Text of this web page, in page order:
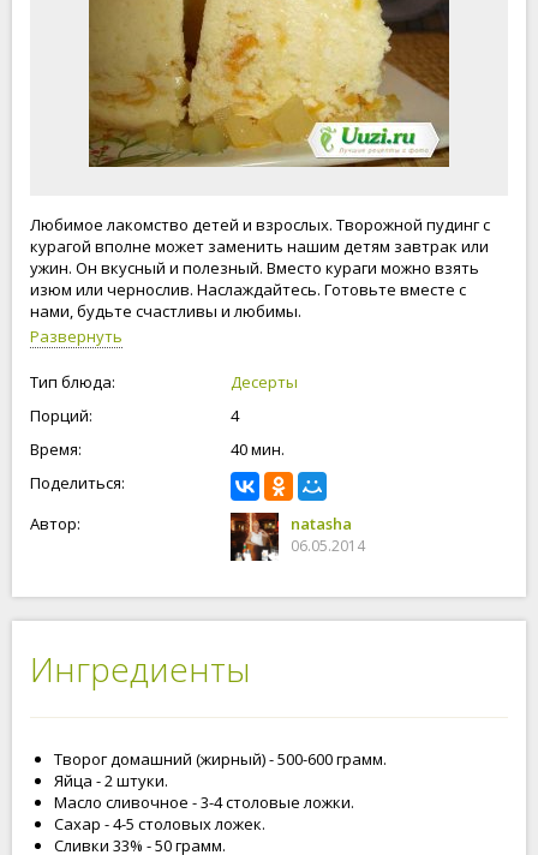
Любимое лакомство детей и взрослых. Творожной пудинг с
курагой вполне может заменить нашим детям завтрак или
ужин. Он вкусный и полезный. Вместо кураги можно взять
изюм или чернослив. Наслаждайтесь. Готовьте вместе с
нами, будьте счастливы и любимы.
Развернуть
Тип блюда:
Десерты
Порций:
4
Время:
40 мин.
Поделиться:
Автор:
natasha
06.05.2014
Ингредиенты
Творог домашний (жирный) - 500-600 грамм.
Яйца - 2 штуки.
Масло сливочное - 3-4 столовые ложки.
Сахар - 4-5 столовых ложек.
Сливки 33% - 50 грамм.